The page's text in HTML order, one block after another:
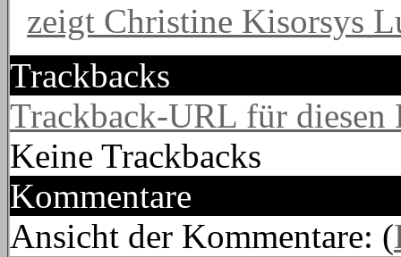
zeigt Christine Kisorsys
Trackbacks
Trackback-URL für diesen
Keine Trackbacks
Kommentare
Ansicht der Kommentare: (